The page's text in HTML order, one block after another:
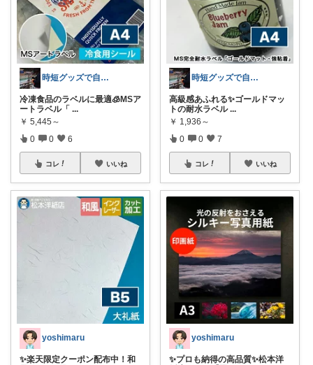
時短グッズで自由時間を手に入れるママ🌟
冷凍食品のラベルに最適🧊MSア
ートラベル「 ...
￥ 5,445～
0 0 6
コレ いいね
yoshimaru
✨楽天限定クーポン配布中！和
時短グッズで自由時間を手に入れるママ🌟
高級感あふれる✨ゴールドマッ
トの耐水ラベル ...
￥ 1,936～
0 0 7
コレ いいね
yoshimaru
✨プロも納得の高品質✨松本洋